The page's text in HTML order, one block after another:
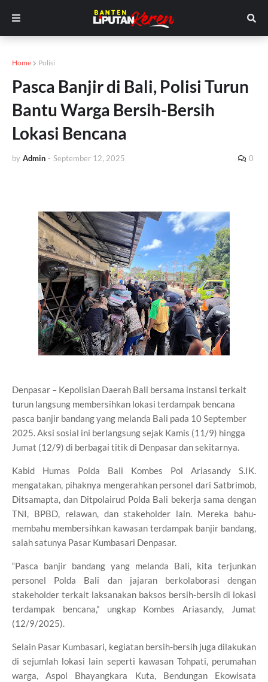
Home Polisi
Pasca Banjir di Bali, Polisi Turun
Bantu Warga Bersih-Bersih
Lokasi Bencana
by Admin - September 12, 2025 0
Denpasar – Kepolisian Daerah Bali bersama instansi terkait
turun langsung membersihkan lokasi terdampak bencana
pasca banjir bandang yang melanda Bali pada 10 September
2025. Aksi sosial ini berlangsung sejak Kamis (11/9) hingga
Jumat (12/9) di berbagai titik di Denpasar dan sekitarnya.
Kabid Humas Polda Bali Kombes Pol Ariasandy S.IK.
mengatakan, pihaknya mengerahkan personel dari Satbrimob,
Ditsamapta, dan Ditpolairud Polda Bali bekerja sama dengan
TNI, BPBD, relawan, dan stakeholder lain. Mereka bahu-
membahu membersihkan kawasan terdampak banjir bandang,
salah satunya Pasar Kumbasari Denpasar.
“Pasca banjir bandang yang melanda Bali, kita terjunkan
personel Polda Bali dan jajaran berkolaborasi dengan
stakeholder terkait laksanakan baksos bersih-bersih di lokasi
terdampak bencana,” ungkap Kombes Ariasandy, Jumat
(12/9/2025).
Selain Pasar Kumbasari, kegiatan bersih-bersih juga dilakukan
di sejumlah lokasi lain seperti kawasan Tohpati, perumahan
warga, Aspol Bhayangkara Kuta, Bendungan Ekowisata